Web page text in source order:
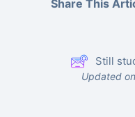
Share This
Still
Updated